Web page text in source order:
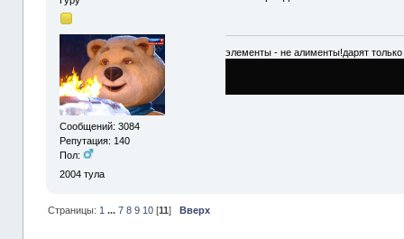
Сообщений: 3084
Репутация: 140
Пол:
2004 тула
элементы - не алименты!дарят только
Страницы: 1 ... 7 8 9 10[11] Вверх